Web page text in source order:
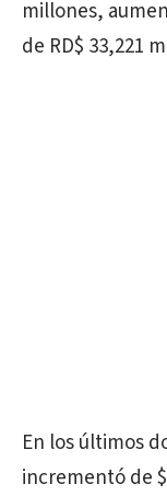
millones,
de RD$ 33,221
En los últimos
incrementó de